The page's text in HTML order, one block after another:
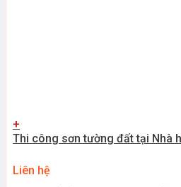
+
Thi công sơn tường đất tại Nhà
Liên hệ